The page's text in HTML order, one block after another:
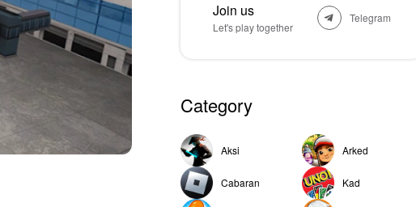
Join us
Let's play together
Telegram
Category
Aksi Arked
Cabaran Kad